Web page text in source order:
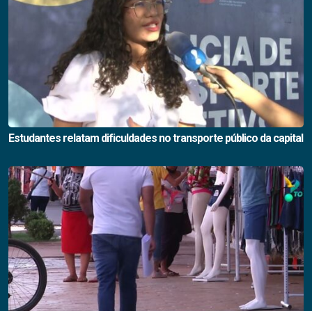
Estudantes relatam dificuldades no transporte público da capital